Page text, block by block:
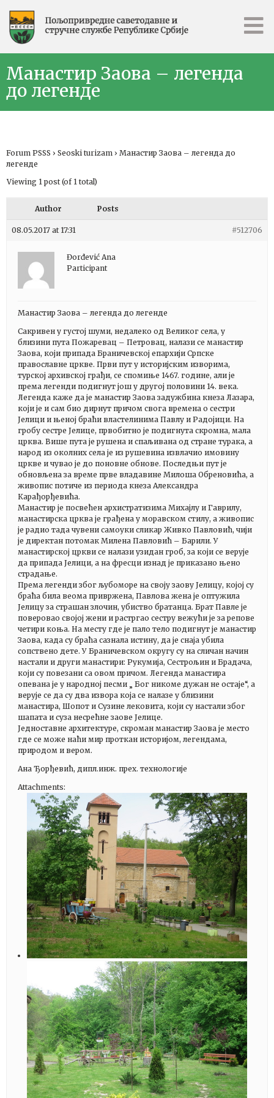
Манастир Заова – легенда
до легенде
Forum PSSS › Seoski turizam › Манастир Заова – легенда до
легенде
Viewing 1 post (of 1 total)
Author Posts
08.05.2017 at 17:31 #512706
Đorđević Ana
Participant
Манастир Заова – легенда до легенде
Сакривен у густој шуми, недалеко од Великог села, у
близини пута Пожаревац – Петровац, налази се манастир
Заова, који припада Браничевској епархији Српске
православне цркве. Први пут у историјским изворима,
турској архивској грађи, се спомиње 1467. године, али је
према легенди подигнут још у другој половини 14. века.
Легенда каже да је манастир Заова задужбина кнеза Лазара,
који је и сам био дирнут причом свога времена о сестри
Јелици и њеној браћи властелинима Павлу и Радојици. На
гробу сестре Јелице, првобитно је подигнута скромна, мала
црква. Више пута је рушена и спаљивана од стране турака, а
народ из околних села је из рушевина извлачио имовину
цркве и чувао је до поновне обнове. Последњи пут је
обновљена за време прве владавине Милоша Обреновића, а
живопис потиче из периода кнеза Александра
Карађорђевића.
Манастир је посвећен архистратизима Михајлу и Гаврилу,
манастирска црква је грађена у моравском стилу, а живопис
је радио тада чувени самоуки сликар Живко Павловић, чији
је директан потомак Милена Павловић – Барили. У
манастирској цркви се налази узидан гроб, за који се верује
да припада Јелици, а на фресци изнад је приказано њено
страдање.
Према легенди због љубоморе на своју заову Јелицу, којој су
браћа била веома привржена, Павлова жена је оптужила
Јелицу за страшан злочин, убиство братанца. Брат Павле је
поверовао својој жени и растргао сестру вежући је за репове
четири коња. На месту где је пало тело подигнут је манастир
Заова, када су браћа сазнала истину, да је снаја убила
сопствено дете. У Браничевском округу су на сличан начин
настали и други манастири: Рукумија, Сестрољин и Брадача,
који су повезани са овом причом. Легенда манастира
опевана је у народној песми „ Бог никоме дужан не остаје“, а
верује се да су два извора која се налазе у близини
манастира, Шопот и Сузине лековита, који су настали због
шапата и суза несрећне заове Јелице.
Једноставне архитектуре, скроман манастир Заова је место
где се може наћи мир проткан историјом, легендама,
природом и вером.
Ана Ђорђевић, дипл.инж. прех. технологије
Attachments: